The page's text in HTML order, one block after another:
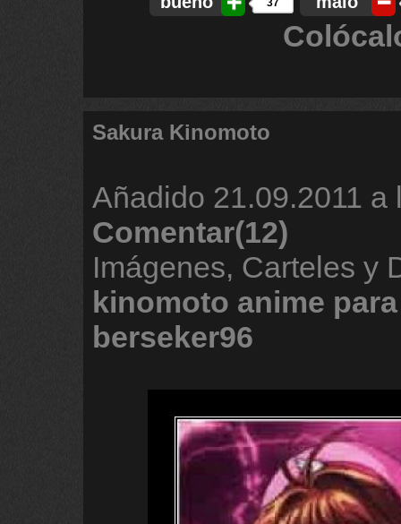
37
Sakura Kinomoto
Añadido 21.09.2011 a
Comentar(12)
Imágenes, Carteles y
kinomoto anime para
berseker96